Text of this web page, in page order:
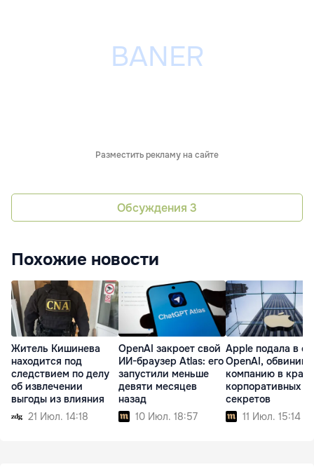
Разместить рекламу на сайте
Обсуждения 3
Похожие новости
Житель Кишинева
находится под
следствием по делу
об извлечении
выгоды из влияния
21 Июл. 14:18
OpenAI закроет свой
ИИ-браузер Atlas: его
запустили меньше
девяти месяцев
назад
10 Июл. 18:57
Apple подала в
OpenAI, обвинив
компанию в
корпоративных
секретов
11 Июл. 15:14